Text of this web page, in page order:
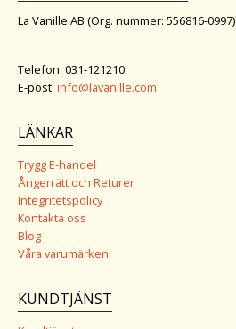
La Vanille AB (Org. nummer: 556816-0997)
Telefon: 031-121210
E-post: info@lavanille.com
LÄNKAR
Trygg E-handel
Ångerrätt och Returer
Integritetspolicy
Kontakta oss
Blog
Våra varumärken
KUNDTJÄNST